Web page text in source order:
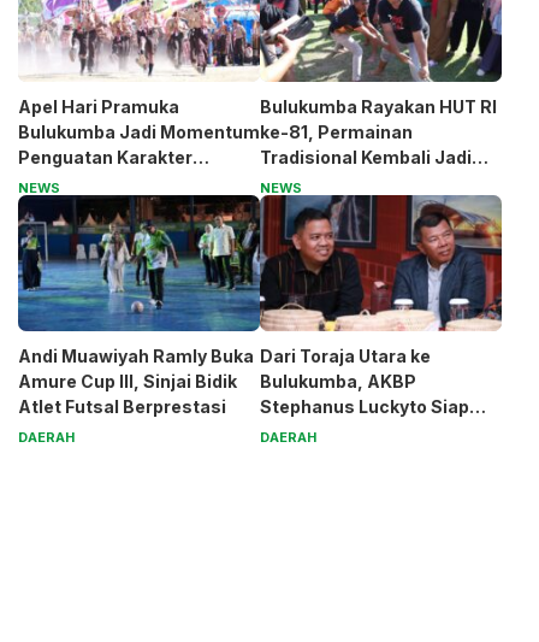
Apel Hari Pramuka
Bulukumba Jadi Momentum
Penguatan Karakter
Generasi Muda
NEWS
Bulukumba Rayakan HUT RI
ke-81, Permainan
Tradisional Kembali Jadi
Magnet
NEWS
Andi Muawiyah Ramly Buka
Amure Cup III, Sinjai Bidik
Atlet Futsal Berprestasi
DAERAH
Dari Toraja Utara ke
Bulukumba, AKBP
Stephanus Luckyto Siap
Jaga Kamtibmas
DAERAH